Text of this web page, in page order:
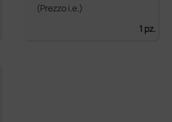
(Prezzo i.e.)
1 pz.